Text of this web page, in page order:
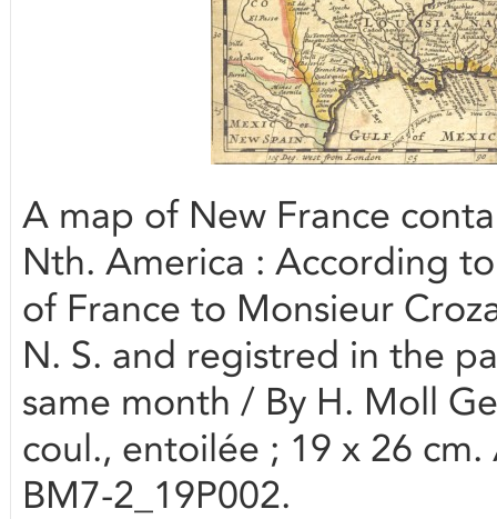
A map of New France
Nth. America : According
of France to Monsieur
N. S. and registred in the
same month / By H. Moll
coul., entoilée ; 19 x 26
BM7-2_19P002.